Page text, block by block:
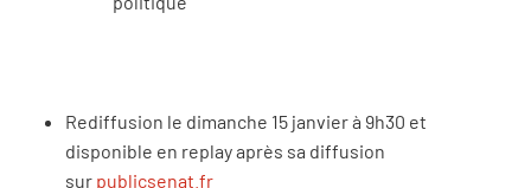
Rediffusion le dimanche 15 janvier à 9h30 et
disponible en replay après sa diffusion
sur publicsenat.fr